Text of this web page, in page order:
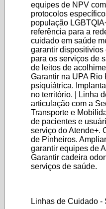
equipes de NPV
protocolos
população
referência para a
cuidado em saúde
garantir dispositivios
para os serviços de
de leitos de
Garantir na UPA
psiquiátrica.
no território. | Linha
articulação com a
Transporte e
de pacientes e
serviço do Atende+.
de Pinheiros.
garantir equipes de
Garantir cadeira
serviços de saúde.
Linhas de Cuidado -